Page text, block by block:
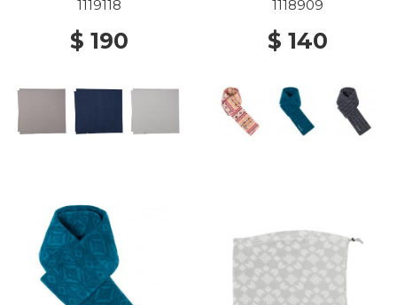
1119118
$ 190
1118909
$ 140